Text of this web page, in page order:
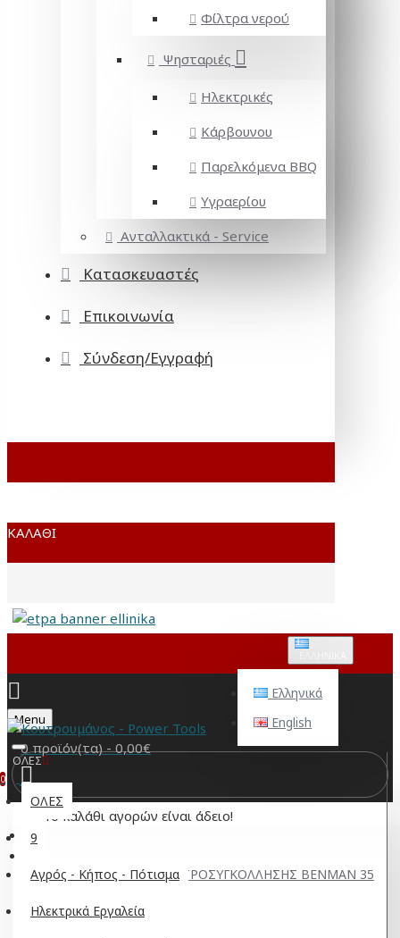
Φίλτρα νερού
Ψησταριές
Ηλεκτρικές
Κάρβουνου
Παρελκόμενα BBQ
Υγραερίου
Ανταλλακτικά - Service
Κατασκευαστές
Επικοινωνία
Σύνδεση/Εγγραφή
ΚΑΛΆΘΙ
Ελληνικά
English
Menu
0 προϊόν(τα) - 0,00€
0
Το καλάθι αγορών είναι άδειο!
ΟΛΕΣ
ΟΛΕΣ
9
Αγρός - Κήπος - Πότισμα
Ηλεκτρικά Εργαλεία
ΓΑΝΤΙΑ ΔΕΡΜΑΤΙΝΑ ΗΛΕΚΤΡΟΣΥΓΚΟΛΛΗΣΗΣ BENMAN 35